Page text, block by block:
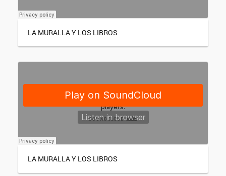
LA MURALLA Y LOS LIBROS
LA MURALLA Y LOS LIBROS